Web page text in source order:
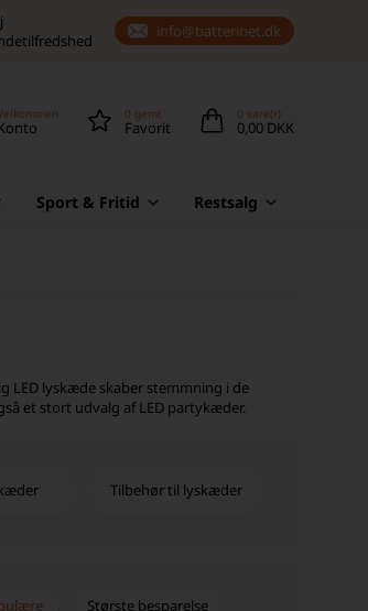
info@batterinet.dk
0 gemt
Favorit
0 vare(r)
0,00 DKK
Sport & Fritid Restsalg
LED lyskæde skaber stemmning i de
et stort udvalg af LED partykæder.
Tilbehør til lyskæder
Største besparelse